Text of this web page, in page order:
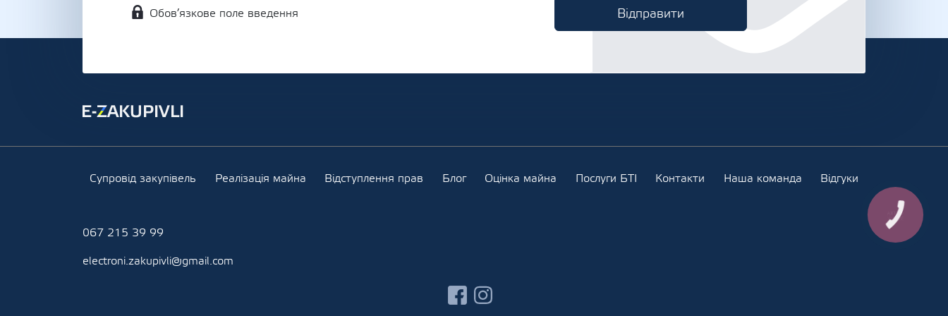
Обов’язкове поле введення
Супровід закупівель Реалізація майна Відступлення прав Блог Оцінка майна Послуги БТІ Контакти Наша команда Відгуки
067 215 39 99
electroni.zakupivli@gmail.com
facebook